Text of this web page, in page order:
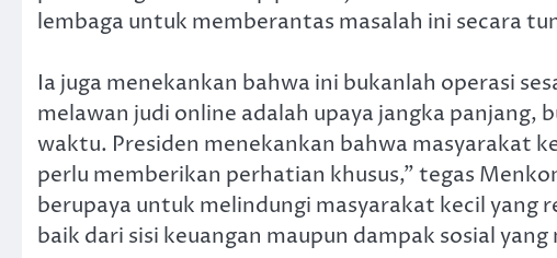
lembaga untuk memberantas masalah ini secara
Ia juga menekankan bahwa ini bukanlah operasi
melawan judi online adalah upaya jangka panjang,
waktu. Presiden menekankan bahwa masyarakat
perlu memberikan perhatian khusus,” tegas
berupaya untuk melindungi masyarakat kecil yang
baik dari sisi keuangan maupun dampak sosial